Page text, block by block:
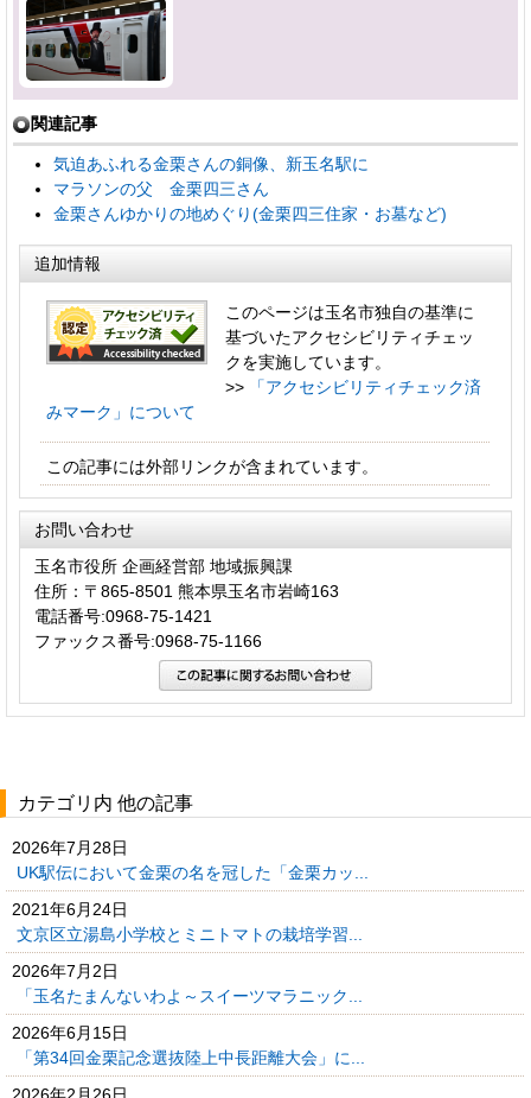
関連記事
気迫あふれる金栗さんの銅像、新玉名駅に
マラソンの父 金栗四三さん
金栗さんゆかりの地めぐり(金栗四三住家・お墓など)
追加情報
このページは玉名市独自の基準に
基づいたアクセシビリティチェッ
クを実施しています。
>>
「アクセシビリティチェック済
みマーク」について
この記事には外部リンクが含まれています。
お問い合わせ
玉名市役所 企画経営部 地域振興課
住所：〒865-8501 熊本県玉名市岩崎163
電話番号:0968-75-1421
ファックス番号:0968-75-1166
カテゴリ内 他の記事
2026年7月28日
UK駅伝において金栗の名を冠した「金栗カッ...
2021年6月24日
文京区立湯島小学校とミニトマトの栽培学習...
2026年7月2日
「玉名たまんないわよ～スイーツマラニック...
2026年6月15日
「第34回金栗記念選抜陸上中長距離大会」に...